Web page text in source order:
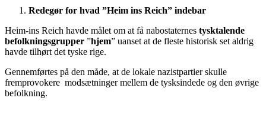
Redegør for hvad ”Heim ins Reich” indebar
Heim-ins Reich havde målet om at få nabostaternes tysktalende
befolkningsgrupper ”hjem” uanset at de fleste historisk set aldrig
havde tilhørt det tyske rige.
Gennemførtes på den måde, at de lokale nazistpartier skulle
fremprovokere modsætninger mellem de tysksindede og den øvrige
befolkning.